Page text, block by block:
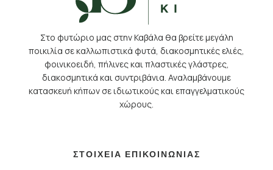
Στο φυτώριο μας στην Καβάλα θα βρείτε μεγάλη
ποικιλία σε καλλωπιστικά φυτά, διακοσμητικές ελιές,
φοινικοειδή, πήλινες και πλαστικές γλάστρες,
διακοσμητικά και συντριβάνια. Αναλαμβάνουμε
κατασκευή κήπων σε ιδιωτικούς και επαγγελματικούς
χώρους.
ΣΤΟΙΧΕΙΑ ΕΠΙΚΟΙΝΩΝΙΑΣ